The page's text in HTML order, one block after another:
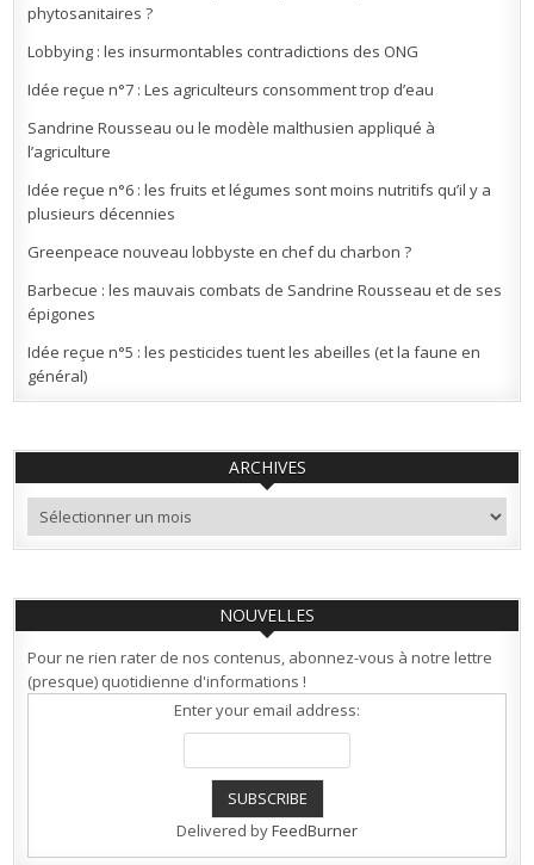
phytosanitaires ?
Lobbying : les insurmontables contradictions des ONG
Idée reçue n°7 : Les agriculteurs consomment trop d’eau
Sandrine Rousseau ou le modèle malthusien appliqué à
l’agriculture
Idée reçue n°6 : les fruits et légumes sont moins nutritifs qu’il y a
plusieurs décennies
Greenpeace nouveau lobbyste en chef du charbon ?
Barbecue : les mauvais combats de Sandrine Rousseau et de ses
épigones
Idée reçue n°5 : les pesticides tuent les abeilles (et la faune en
général)
ARCHIVES
Archives
NOUVELLES
Pour ne rien rater de nos contenus, abonnez-vous à notre lettre
(presque) quotidienne d'informations !
Enter your email address:
Delivered byFeedBurner